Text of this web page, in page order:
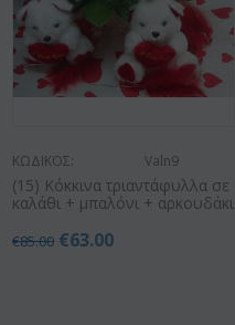
ΚΩΔΙΚΟΣ: Valn9
(15) Κόκκινα τριαντάφυλλα σε
καλάθι + μπαλόνι + αρκουδάκι
€85.00 €63.00